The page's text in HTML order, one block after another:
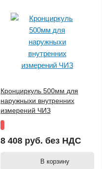
Кронциркуль 500мм для
наружныхи внутренних
измерений ЧИЗ
8 408 руб. без НДС
В корзину